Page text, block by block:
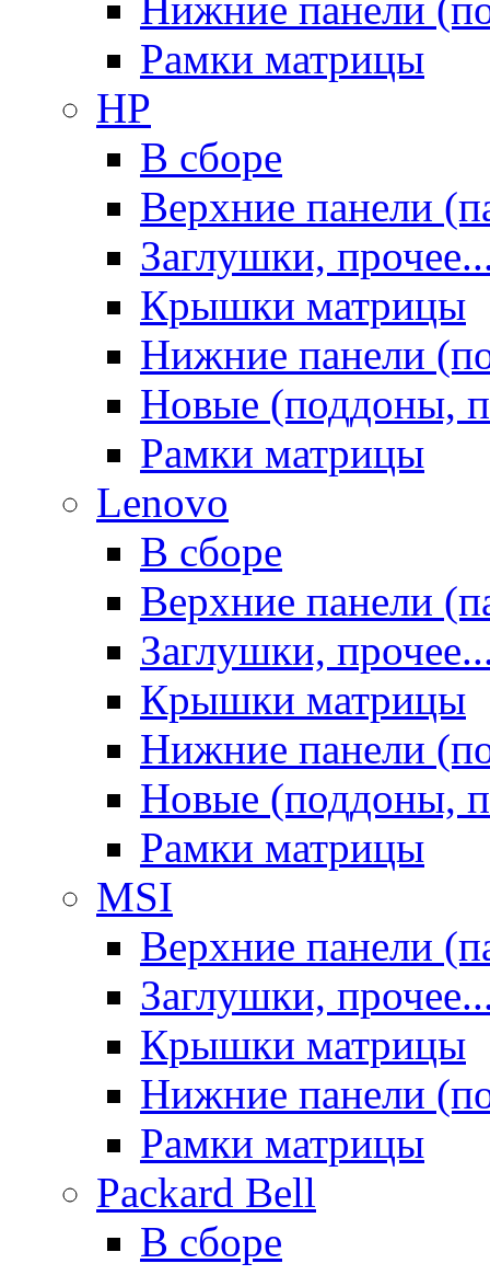
Рамки матрицы
HP
В сборе
Верхние панели
Заглушки,
Крышки матрицы
Нижние панели
Новые (поддоны,
Рамки матрицы
Lenovo
В сборе
Верхние панели
Заглушки,
Крышки матрицы
Нижние панели
Новые (поддоны,
Рамки матрицы
MSI
Верхние панели
Заглушки,
Крышки матрицы
Нижние панели
Рамки матрицы
Packard Bell
В сборе